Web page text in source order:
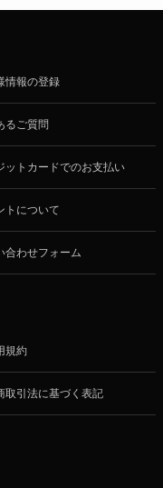
情報の登録
るご質問
ットカードでのお支払い
トについて
合わせフォーム
規約
取引法に基づく表記